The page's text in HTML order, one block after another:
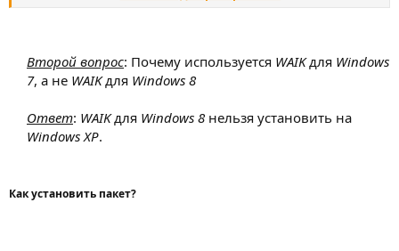
среды предустановки Windows и переносить профили и
средство управления активацией корпоративных лицензий
(VAMT), которое позволяет ИТ-специалистам автоматизировать
процесс активации многопользовательских лицензий и
многократной активации (MAK).
Второй вопрос: Почему используется WAIKдля Windows
7, а не WAIKдля Windows 8
Ответ: WAIKдля Windows 8 нельзя установить на
Windows XP.​
Как установить пакет?